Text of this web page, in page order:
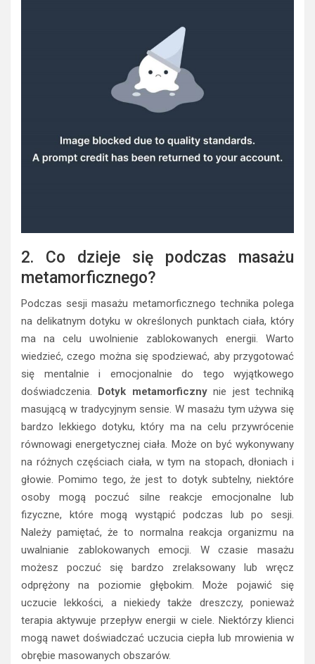
2. Co dzieje się podczas masażu
metamorficznego?
Podczas sesji masażu metamorficznego technika polega
na delikatnym dotyku w określonych punktach ciała, który
ma na celu uwolnienie zablokowanych energii. Warto
wiedzieć, czego można się spodziewać, aby przygotować
się mentalnie i emocjonalnie do tego wyjątkowego
doświadczenia.
Dotyk metamorficznynie jest techniką
masującą w tradycyjnym sensie. W masażu tym używa się
bardzo lekkiego dotyku, który ma na celu przywrócenie
równowagi energetycznej ciała. Może on być wykonywany
na różnych częściach ciała, w tym na stopach, dłoniach i
głowie. Pomimo tego, że jest to dotyk subtelny, niektóre
osoby mogą poczuć silne reakcje emocjonalne lub
fizyczne, które mogą wystąpić podczas lub po sesji.
Należy pamiętać, że to normalna reakcja organizmu na
uwalnianie zablokowanych emocji. W czasie masażu
możesz poczuć się bardzo zrelaksowany lub wręcz
odprężony na poziomie głębokim. Może pojawić się
uczucie lekkości, a niekiedy także dreszczy, ponieważ
terapia aktywuje przepływ energii w ciele. Niektórzy klienci
mogą nawet doświadczać uczucia ciepła lub mrowienia w
obrębie masowanych obszarów.